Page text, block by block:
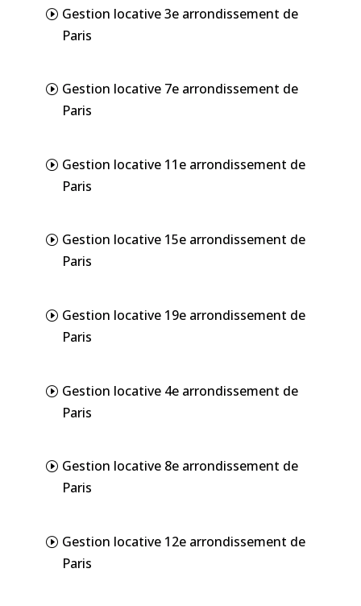
Gestion locative 3e arrondissement de
Paris
Gestion locative 7e arrondissement de
Paris
Gestion locative 11e arrondissement de
Paris
Gestion locative 15e arrondissement de
Paris
Gestion locative 19e arrondissement de
Paris
Gestion locative 4e arrondissement de
Paris
Gestion locative 8e arrondissement de
Paris
Gestion locative 12e arrondissement de
Paris